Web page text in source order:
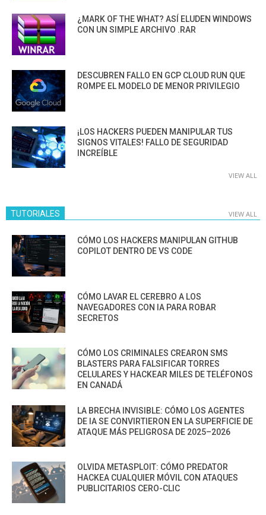
¿MARK OF THE WHAT? ASÍ ELUDEN WINDOWS
CON UN SIMPLE ARCHIVO .RAR
DESCUBREN FALLO EN GCP CLOUD RUN QUE
ROMPE EL MODELO DE MENOR PRIVILEGIO
¡LOS HACKERS PUEDEN MANIPULAR TUS
SIGNOS VITALES! FALLO DE SEGURIDAD
INCREÍBLE
VIEW ALL
TUTORIALES VIEW ALL
CÓMO LOS HACKERS MANIPULAN GITHUB
COPILOT DENTRO DE VS CODE
CÓMO LAVAR EL CEREBRO A LOS
NAVEGADORES CON IA PARA ROBAR
SECRETOS
CÓMO LOS CRIMINALES CREARON SMS
BLASTERS PARA FALSIFICAR TORRES
CELULARES Y HACKEAR MILES DE TELÉFONOS
EN CANADÁ
LA BRECHA INVISIBLE: CÓMO LOS AGENTES
DE IA SE CONVIRTIERON EN LA SUPERFICIE DE
ATAQUE MÁS PELIGROSA DE 2025–2026
OLVIDA METASPLOIT: CÓMO PREDATOR
HACKEA CUALQUIER MÓVIL CON ATAQUES
PUBLICITARIOS CERO-CLIC